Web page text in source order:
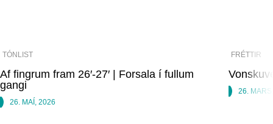
TÓNLIST
Af fingrum fram 26′-27′ | Forsala í fullum
gangi
26. MAÍ, 2026
FRÉTTIR
26.